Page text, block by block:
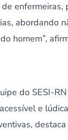
abordando
homem”,
do SESI-
e